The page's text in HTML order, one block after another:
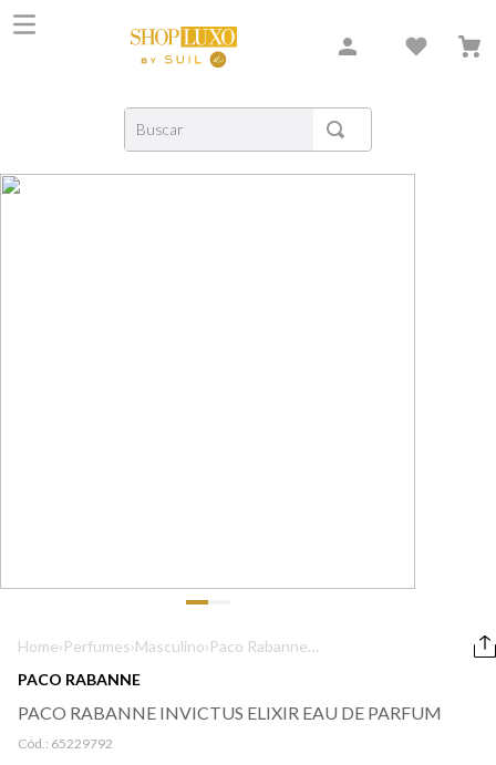
Buscar
Home›Perfumes›Masculino›Paco Rabanne
PACO RABANNE
PACO RABANNE INVICTUS ELIXIR EAU DE PARFUM
Cód.: 65229792